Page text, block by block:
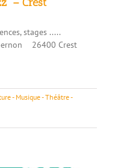
stages .....
26400 Crest
- Musique - Théâtre -